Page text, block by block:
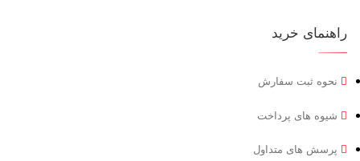
راهنمای خرید
نحوه ثبت سفارش
شیوه های پرداخت
پرسش های متداول